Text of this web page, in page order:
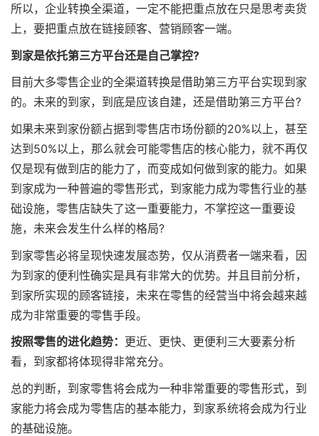
所以，企业转换全渠道，一定不能把重点放在只是思考卖货
上，要把重点放在链接顾客、营销顾客一端。
到家是依托第三方平台还是自己掌控?
目前大多零售企业的全渠道转换是借助第三方平台实现到家
的。未来的到家，到底是应该自建，还是借助第三方平台?
如果未来到家份额占据到零售店市场份额的20%以上，甚至
达到50%以上，那么就会可能零售店的核心能力，就不再仅
仅是现有做到店的能力了，而变成如何做到家的能力。如果
到家成为一种普遍的零售形式，到家能力成为零售行业的基
础设施，零售店缺失了这一重要能力，不掌控这一重要设
施，未来会发生什么样的格局?
到家零售必将呈现快速发展态势，仅从消费者一端来看，因
为到家的便利性确实是具有非常大的优势。并且目前分析，
到家所实现的顾客链接，未来在零售的经营当中将会越来越
成为非常重要的零售手段。
按照零售的进化趋势： 更近、更快、更便利三大要素分析
看，到家都将体现得非常充分。
总的判断，到家零售将会成为一种非常重要的零售形式，到
家能力将会成为零售店的基本能力，到家系统将会成为行业
的基础设施。